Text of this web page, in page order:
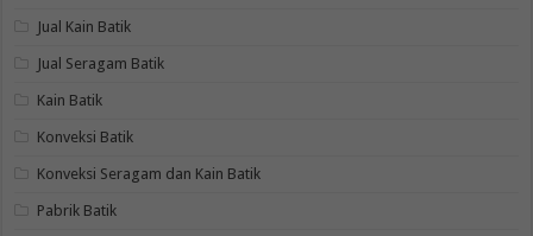
Jual Kain Batik
Jual Seragam Batik
Kain Batik
Konveksi Batik
Konveksi Seragam dan Kain Batik
Pabrik Batik